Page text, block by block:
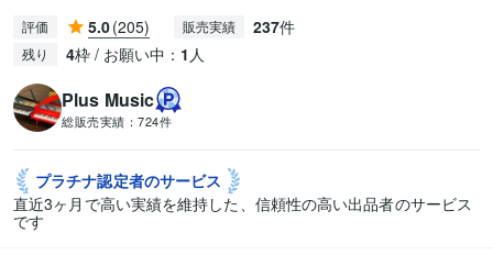
評価 5.0(205) 販売実績 237件
残り 4枠 / お願い中： 1 人
Plus Music
総販売実績： 724件
プラチナ認定者のサービス
直近3ヶ月で高い実績を維持した、信頼性の高い出品者のサービス
です